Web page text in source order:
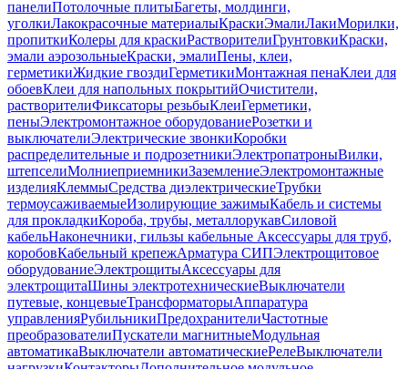
панелиПотолочные плитыБагеты, молдинги,
уголкиЛакокрасочные материалыКраскиЭмалиЛакиМорилки,
пропиткиКолеры для краскиРастворителиГрунтовкиКраски,
эмали аэрозольныеКраски, эмалиПены, клеи,
герметикиЖидкие гвоздиГерметикиМонтажная пенаКлеи для
обоевКлеи для напольных покрытийОчистители,
растворителиФиксаторы резьбыКлеиГерметики,
пеныЭлектромонтажное оборудованиеРозетки и
выключателиЭлектрические звонкиКоробки
распределительные и подрозетникиЭлектропатроныВилки,
штепселиМолниеприемникиЗаземлениеЭлектромонтажные
изделияКлеммыСредства диэлектрическиеТрубки
термоусаживаемыеИзолирующие зажимыКабель и системы
для прокладкиКороба, трубы, металлорукавСиловой
кабельНаконечники, гильзы кабельные Аксессуары для труб,
коробовКабельный крепежАрматура СИПЭлектрощитовое
оборудованиеЭлектрощитыАксессуары для
электрощитаШины электротехническиеВыключатели
путевые, концевыеТрансформаторыАппаратура
управленияРубильникиПредохранителиЧастотные
преобразователиПускатели магнитныеМодульная
автоматикаВыключатели автоматическиеРелеВыключатели